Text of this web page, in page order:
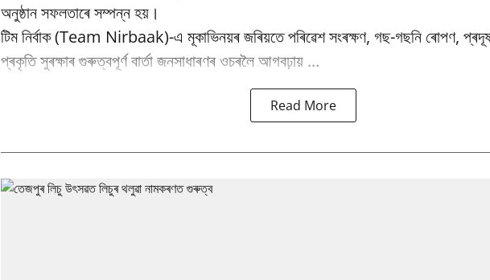
অনুষ্ঠান সফলতাৰে সম্পন্ন হয়।
টিম নিৰ্বাক (Team Nirbaak)-এ মূকাভিনয়ৰ জৰিয়তে পৰিৱেশ সংৰক্ষণ, গছ-গছনি ৰোপণ,
প্ৰকৃতি সুৰক্ষাৰ গুৰুত্বপূৰ্ণ বাৰ্তা জনসাধাৰণৰ ওচৰলৈ আগবঢ়ায় ...
Read More